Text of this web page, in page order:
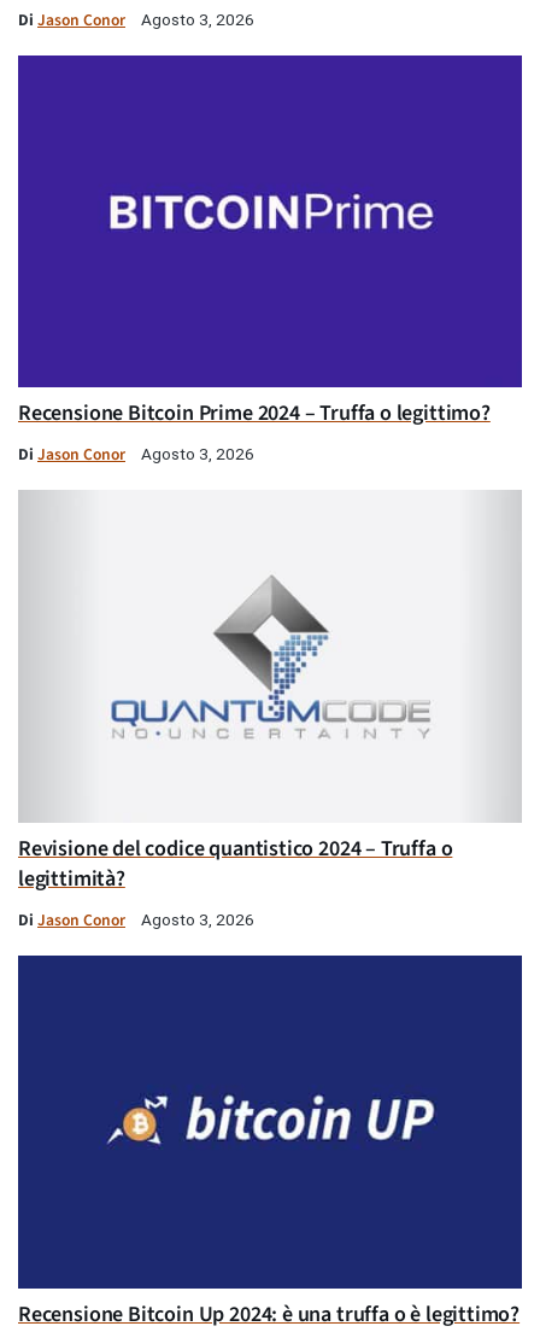
Di Jason Conor Agosto 3, 2026
Recensione Bitcoin Prime 2024 – Truffa o legittimo?
Di Jason Conor Agosto 3, 2026
Revisione del codice quantistico 2024 – Truffa o
legittimità?
Di Jason Conor Agosto 3, 2026
Recensione Bitcoin Up 2024: è una truffa o è legittimo?